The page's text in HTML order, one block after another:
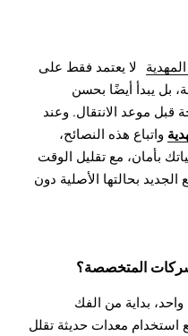
لا يعتمد فقط على
بل يبدأ أيضًا بحسن
قبل موعد الانتقال. وعند
واتباع هذه النصائح،
بأمان، مع تقليل الوقت
بحالتها الأصلية دون
المتخصصة؟
بداية من الفك
استخدام معدات حديثة تقلل